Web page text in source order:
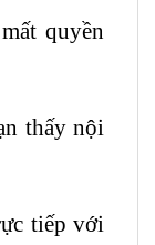
quyền
thấy nội
tiếp với